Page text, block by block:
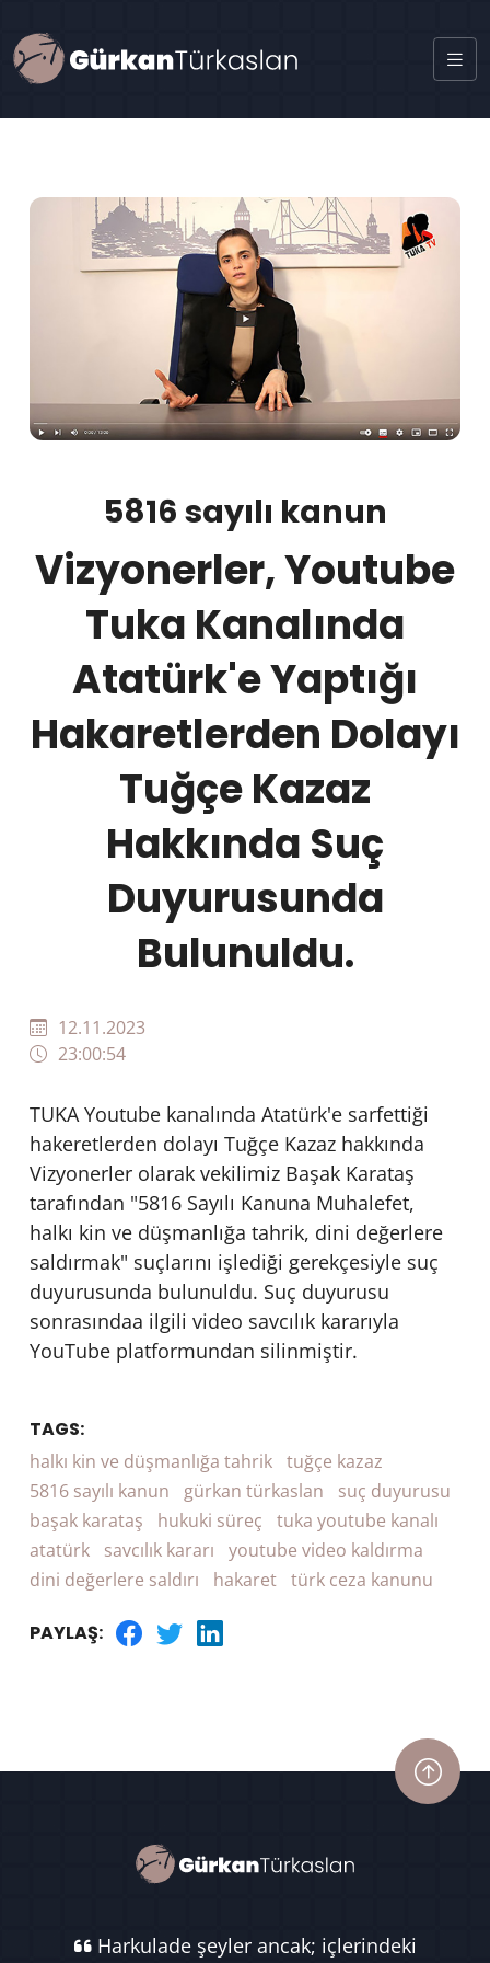
5816 sayılı kanun
Vizyonerler, Youtube
Tuka Kanalında
Atatürk'e Yaptığı
Hakaretlerden Dolayı
Tuğçe Kazaz
Hakkında Suç
Duyurusunda
Bulunuldu.
12.11.2023
23:00:54
TUKA Youtube kanalında Atatürk'e sarfettiği
hakeretlerden dolayı Tuğçe Kazaz hakkında
Vizyonerler olarak vekilimiz Başak Karataş
tarafından "5816 Sayılı Kanuna Muhalefet,
halkı kin ve düşmanlığa tahrik, dini değerlere
saldırmak" suçlarını işlediği gerekçesiyle suç
duyurusunda bulunuldu. Suç duyurusu
sonrasındaa ilgili video savcılık kararıyla
YouTube platformundan silinmiştir.
TAGS:
halkı kin ve düşmanlığa tahrik tuğçe kazaz
5816 sayılı kanun
gürkan türkaslan
suç duyurusu
başak karataş
hukuki süreç
tuka youtube kanalı
atatürk
savcılık kararı
youtube video kaldırma
dini değerlere saldırı
hakaret türk ceza kanunu
PAYLAŞ:
Harkulade şeyler ancak; içlerindeki